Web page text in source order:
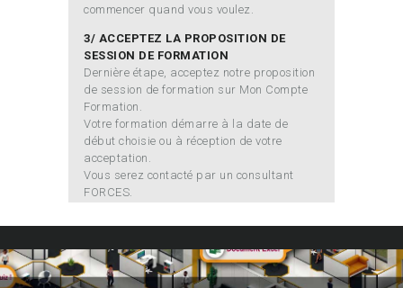
commencer quand vous voulez.
3/ ACCEPTEZ LA PROPOSITION DE
SESSION DE FORMATION
Dernière étape, acceptez notre proposition
de session de formation sur Mon Compte
Formation.
Votre formation démarre à la date de
début choisie ou à réception de votre
acceptation.
Vous serez contacté par un consultant
FORCES.